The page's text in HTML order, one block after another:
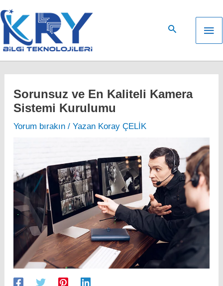
İçeriğe
atla
Sorunsuz ve En Kaliteli Kamera
Sistemi Kurulumu
Yorum bırakın / Yazan Koray ÇELİK